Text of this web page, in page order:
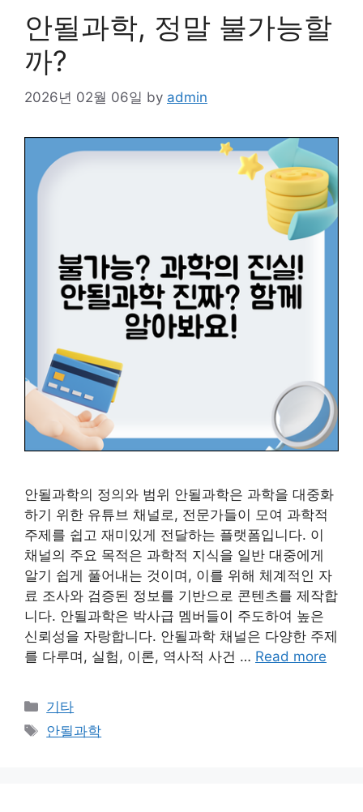
안될과학, 정말 불가능할
까?
2026년 02월 06일 by admin
안될과학의 정의와 범위 안될과학은 과학을 대중화
하기 위한 유튜브 채널로, 전문가들이 모여 과학적
주제를 쉽고 재미있게 전달하는 플랫폼입니다. 이
채널의 주요 목적은 과학적 지식을 일반 대중에게
알기 쉽게 풀어내는 것이며, 이를 위해 체계적인 자
료 조사와 검증된 정보를 기반으로 콘텐츠를 제작합
니다. 안될과학은 박사급 멤버들이 주도하여 높은
신뢰성을 자랑합니다. 안될과학 채널은 다양한 주제
를 다루며, 실험, 이론, 역사적 사건 … Read more
Categories
기타
Tags
안될과학